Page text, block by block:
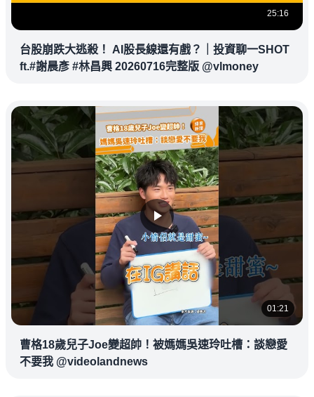
25:16
台股崩跌大逃殺！ AI股長線還有戲？｜投資聊一SHOT
ft.#謝晨彥 #林昌興 20260716完整版 @vlmoney
01:21
曹格18歲兒子Joe變超帥！被媽媽吳速玲吐槽：談戀愛
不要我 @videolandnews